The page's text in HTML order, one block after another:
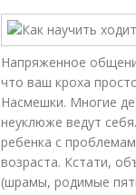
Напряженное
что ваш кроха
Насмешки. Многие
неуклюже ведут
ребенка с
возраста. Кстати,
(шрамы, родимые